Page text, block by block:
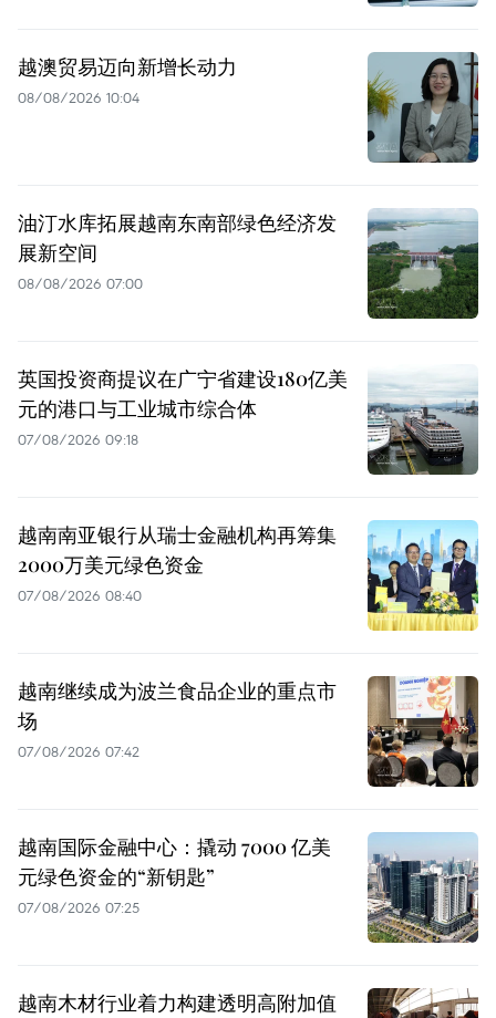
越澳贸易迈向新增长动力
08/08/2026 10:04
油汀水库拓展越南东南部绿色经济发
展新空间
08/08/2026 07:00
英国投资商提议在广宁省建设180亿美
元的港口与工业城市综合体
07/08/2026 09:18
越南南亚银行从瑞士金融机构再筹集
2000万美元绿色资金
07/08/2026 08:40
越南继续成为波兰食品企业的重点市
场
07/08/2026 07:42
越南国际金融中心：撬动 7000 亿美
元绿色资金的“新钥匙”
07/08/2026 07:25
越南木材行业着力构建透明高附加值